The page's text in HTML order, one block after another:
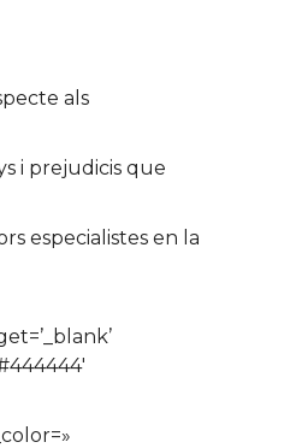
als
i prejudicis que
especialistes en la